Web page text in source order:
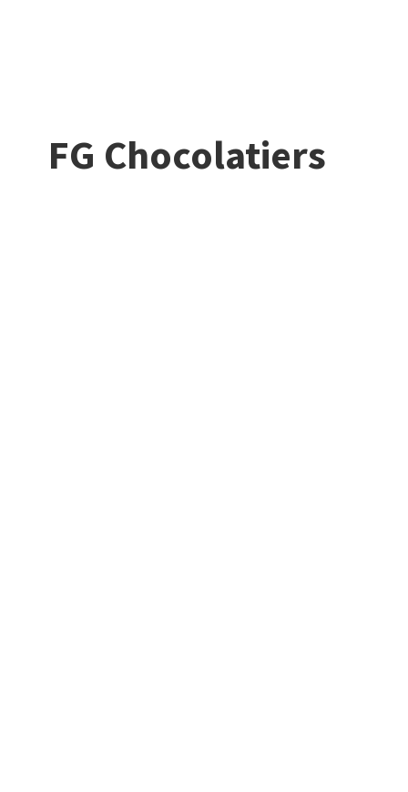
FG Chocolatiers